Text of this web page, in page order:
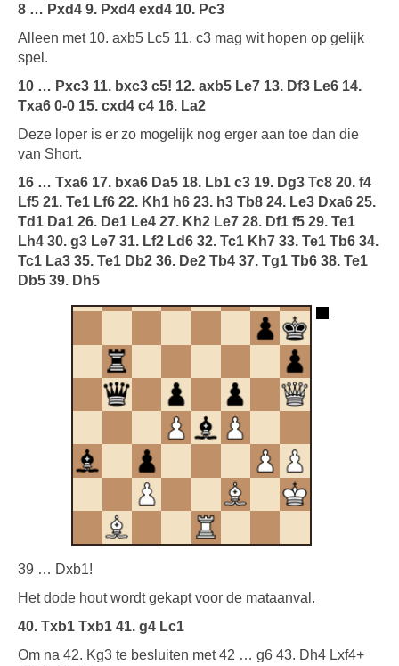
8 … Pxd4 9. Pxd4 exd4 10. Pc3
Alleen met 10. axb5 Lc5 11. c3 mag wit hopen op gelijk
spel.
10 … Pxc3 11. bxc3 c5! 12. axb5 Le7 13. Df3 Le6 14.
Txa6 0-0 15. cxd4 c4 16. La2
Deze loper is er zo mogelijk nog erger aan toe dan die
van Short.
16 … Txa6 17. bxa6 Da5 18. Lb1 c3 19. Dg3 Tc8 20. f4
Lf5 21. Te1 Lf6 22. Kh1 h6 23. h3 Tb8 24. Le3 Dxa6 25.
Td1 Da1 26. De1 Le4 27. Kh2 Le7 28. Df1 f5 29. Te1
Lh4 30. g3 Le7 31. Lf2 Ld6 32. Tc1 Kh7 33. Te1 Tb6 34.
Tc1 La3 35. Te1 Db2 36. De2 Tb4 37. Tg1 Tb6 38. Te1
Db5 39. Dh5
39 … Dxb1!
Het dode hout wordt gekapt voor de mataanval.
40. Txb1 Txb1 41. g4 Lc1
Om na 42. Kg3 te besluiten met 42 … g6 43. Dh4 Lxf4+